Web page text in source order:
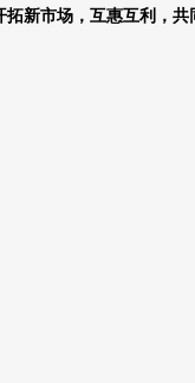
拓新市场，互惠互利，共